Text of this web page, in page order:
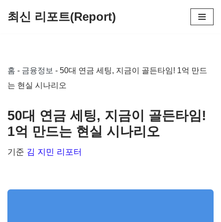
로
건
뛰
기
최신 리포트(Report)
홈 - 금융정보 - 50대 연금 세팅, 지금이 골든타임! 1억 만드
는 현실 시나리오
50대 연금 세팅, 지금이 골든타임!
1억 만드는 현실 시나리오
기준 김 지민 리포터